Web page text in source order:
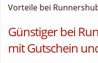
Vorteile bei
Günstiger bei
mit Gutschein